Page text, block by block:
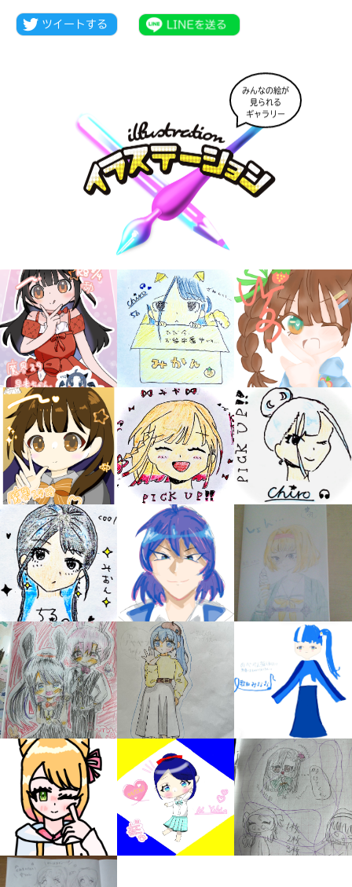
大人気
シリーズに
出会える
キミノラジオ配信中！
いろんな動画が
みんなの絵が
見られる
ギャラリー
みんなの絵が
見られる
ギャラリー